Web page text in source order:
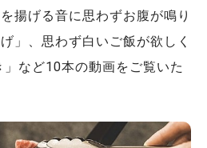
揚げる音に思わずお腹が鳴り
」、思わず白いご飯が欲しく
など10本の動画をご覧いた